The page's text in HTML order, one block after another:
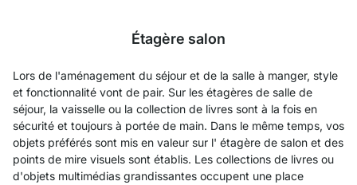
Étagère salon
Lors de l'aménagement du séjour et de la salle à manger, style
et fonctionnalité vont de pair. Sur les étagères de salle de
séjour, la vaisselle ou la collection de livres sont à la fois en
sécurité et toujours à portée de main. Dans le même temps, vos
objets préférés sont mis en valeur sur l' étagère de salon et des
points de mire visuels sont établis. Les collections de livres ou
d'objets multimédias grandissantes occupent une place